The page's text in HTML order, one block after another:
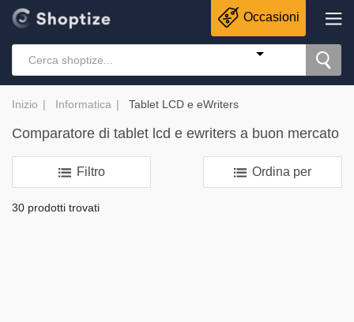
Occasioni
Inizio Informatica Tablet LCD e eWriters
Comparatore di tablet lcd e ewriters a buon mercato
Filtro Ordina per
30 prodotti trovati